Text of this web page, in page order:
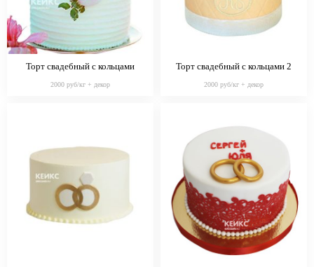
Торт свадебный с кольцами
2000 руб/кг + декор
Торт свадебный с кольцами 2
2000 руб/кг + декор